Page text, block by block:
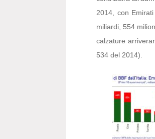
2014, con
miliardi, 554
calzature
534 del 2014).